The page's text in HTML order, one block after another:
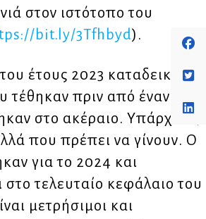
στον ιστότοπο του
bit.ly/3Tfhbyd).
έτους 2023 καταδεικνύει
τέθηκαν πριν από έναν
στο ακέραιο. Υπάρχουν,
που πρέπει να γίνουν. Ο
για το 2024 και
τελευταίο κεφάλαιο του
μετρήσιμοι και